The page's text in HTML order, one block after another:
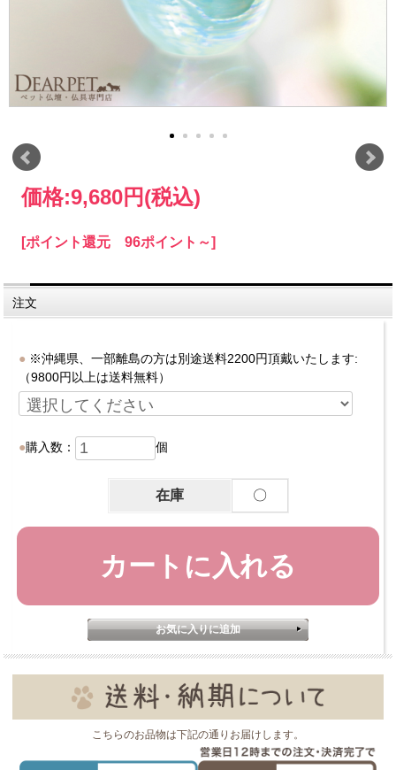
価格:9,680円(税込)
[ポイント還元 96ポイント～]
注文
※沖縄県、一部離島の方は別途送料2200円頂戴いたします:
（9800円以上は送料無料）
購入数： 個
在庫 〇
こちらのお品物は下記の通りお届けします。